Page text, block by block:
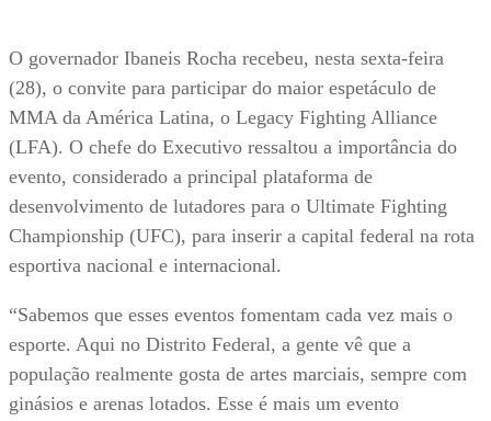
O governador Ibaneis Rocha recebeu, nesta sexta-feira
(28), o convite para participar do maior espetáculo de
MMA da América Latina, o Legacy Fighting Alliance
(LFA). O chefe do Executivo ressaltou a importância do
evento, considerado a principal plataforma de
desenvolvimento de lutadores para o Ultimate Fighting
Championship (UFC), para inserir a capital federal na rota
esportiva nacional e internacional.
“Sabemos que esses eventos fomentam cada vez mais o
esporte. Aqui no Distrito Federal, a gente vê que a
população realmente gosta de artes marciais, sempre com
ginásios e arenas lotados. Esse é mais um evento